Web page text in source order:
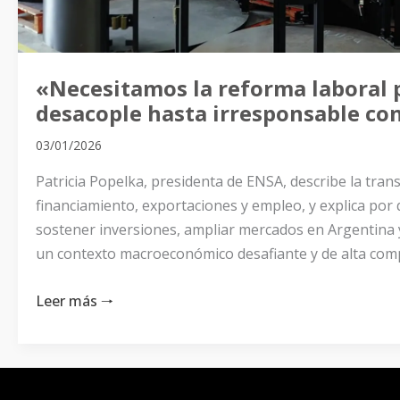
«Necesitamos la reforma
desacople hasta irresponsable
03/01/2026
Patricia Popelka, presidenta de ENSA, describe la
financiamiento, exportaciones y empleo, y explica
sostener inversiones, ampliar mercados en
un contexto macroeconómico desafiante y de alta
de
las
pymes”
Leer más 🠒